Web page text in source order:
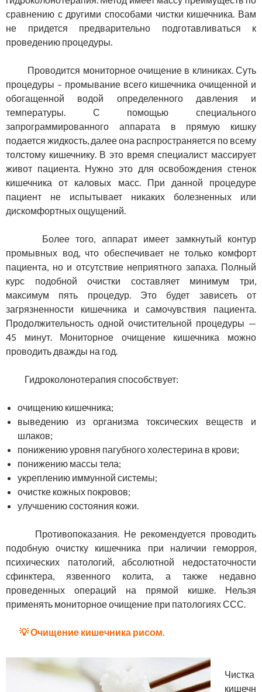
сравнению с другими способами чистки кишечника. Вам
не придется предварительно подготавливаться к
проведению процедуры.
Проводится мониторное очищение в клиниках. Суть
процедуры – промывание всего кишечника очищенной и
обогащенной водой определенного давления и
температуры. С помощью специального
запрограммированного аппарата в прямую кишку
подается жидкость, далее она распространяется по всему
толстому кишечнику. В это время специалист массирует
живот пациента. Нужно это для освобождения стенок
кишечника от каловых масс. При данной процедуре
пациент не испытывает никаких болезненных или
дискомфортных ощущений.
Более того, аппарат имеет замкнутый контур
промывных вод, что обеспечивает не только комфорт
пациента, но и отсутствие неприятного запаха. Полный
курс подобной очистки составляет минимум три,
максимум пять процедур. Это будет зависеть от
загрязненности кишечника и самочувствия пациента.
Продолжительность одной очистительной процедуры —
45 минут. Мониторное очищение кишечника можно
проводить дважды на год.
Гидроколонотерапия способствует:
очищению кишечника;
выведению из организма токсических веществ и
шлаков;
понижению уровня пагубного холестерина в крови;
понижению массы тела;
укреплению иммунной системы;
очистке кожных покровов;
улучшению состояния кожи.
Противопоказания. Не рекомендуется проводить
подобную очистку кишечника при наличии геморроя,
психических патологий, абсолютной недостаточности
сфинктера, язвенного колита, а также недавно
проведенных операций на прямой кишке. Нельзя
применять мониторное очищение при патологиях ССС.
💡 Очищение кишечника рисом.
Чистка
кишечн